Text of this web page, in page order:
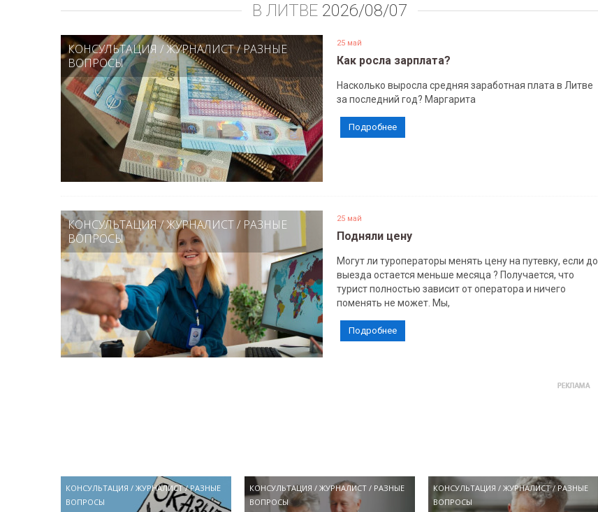
В ЛИТВЕ 2026/08/07
КОНСУЛЬТАЦИЯ /ЖУРНАЛИСТ/РАЗНЫЕ
ВОПРОСЫ
25 май
Как росла зарплата?
Насколько выросла средняя заработная плата в Литве
за последний год? Маргарита
Подробнее
КОНСУЛЬТАЦИЯ/ЖУРНАЛИСТ/ РАЗНЫЕ
ВОПРОСЫ
25 май
Подняли цену
Могут ли туроператоры менять цену на путевку, если до
выезда остается меньше месяца ? Получается, что
турист полностью зависит от оператора и ничего
поменять не может. Мы,
Подробнее
КОНСУЛЬТАЦИЯ / ЖУРНАЛИСТ/РАЗНЫЕ
ВОПРОСЫ
КОНСУЛЬТАЦИЯ /ЖУРНАЛИСТ / РАЗНЫЕ
ВОПРОСЫ
КОНСУЛЬТАЦИЯ /ЖУРНАЛИСТ/ РАЗНЫЕ
ВОПРОСЫ